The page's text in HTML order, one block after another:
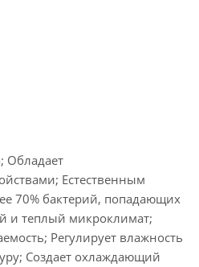
Обладает
Естественным
70% бактерий, попадающих
и теплый микроклимат;
Регулирует влажность
Создает охлаждающий